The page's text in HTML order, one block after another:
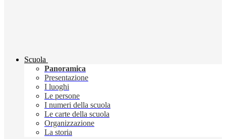
Scuola
Panoramica
Presentazione
I luoghi
Le persone
I numeri della scuola
Le carte della scuola
Organizzazione
La storia